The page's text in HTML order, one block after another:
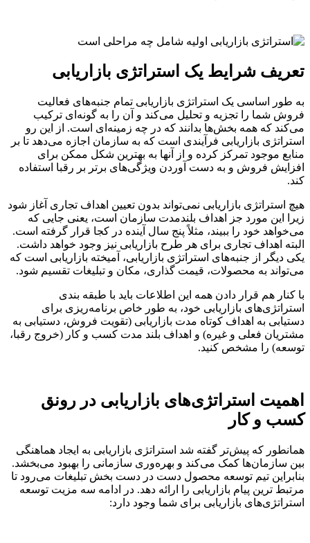
تعریف شرایط یک استراتژی بازاریابی
به طور اساسی یک استراتژی بازاریابی تمام جنبه‌های فعالیت
فروش شما را تجزیه و تحلیل می‌کند و آن را به گونه‌ای ترکیب
می‌کند که همه بخش‌ها بدانند که در چه زمینه‌ای است. از این رو
استراتژی بازاریابی فرآیندی است که به سازمان اجازه می‌دهد تا بر
منابع موجود تمرکز کرده و از آنها به بهترین شکل ممکن برای
افزایش فروش و به دست آوردن ویژگی‌های برتر بر رقبا استفاده
کند.
هیچ استراتژی بازاریابی نمی‌تواند بدون تعیین اهداف تجاری آغاز شود
زیرا این مورد جز اهداف بلندمدت سازمان است، یعنی جایی که
می‌خواهد خود را ببیند، مثلاً پنج سال آینده در کجا قرار گرفته است.
البته اهداف تجاری برای هر طرح بازاریابی نیز وجود خواهد داشت.
یکی دیگر از جنبه‌های استراتژی بازاریابی، آمیخته بازاریابی است که
می‌تواند به محصولات، قیمت گذاری، مکان و تبلیغات تقسیم شود.
با کنار هم قرار دادن همه این اطلاعات باید با طبقه بندی
استراتژی‌های بازاریابی خود، به طور خاص برنامه‌ریزی برای
دستیابی به اهداف کوتاه مدت بازاریابی (تقویت فروش، دستیابی به
مشتریان فعلی و غیره) و اهداف بلند مدت کسب و کار (خروج رقبا،
توسعه) را مشخص کنید.
اهمیت استراتژی‌های بازاریابی در رونق
کسب و کار
همانطور که پیش‌تر گفته شد استراتژی بازاریابی به ایجاد هماهنگی
بین سازمان‌ها کمک می‌کند و بهره‌وری سازمانی را بهبود می‌بخشد.
بنابراین تیم توسعه محصول دست در دست بخش تبلیغات می‌رود تا
مرتبط ترین پیام بازاریابی را ارائه دهد. در ادامه سه ​​مزیت توسعه
استراتژی‌های بازاریابی برای شما وجود دارد: